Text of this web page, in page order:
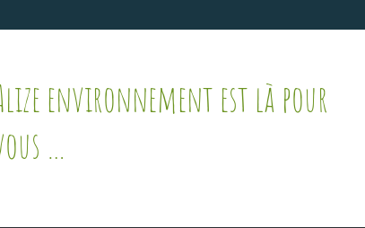
environnement est là pour
…